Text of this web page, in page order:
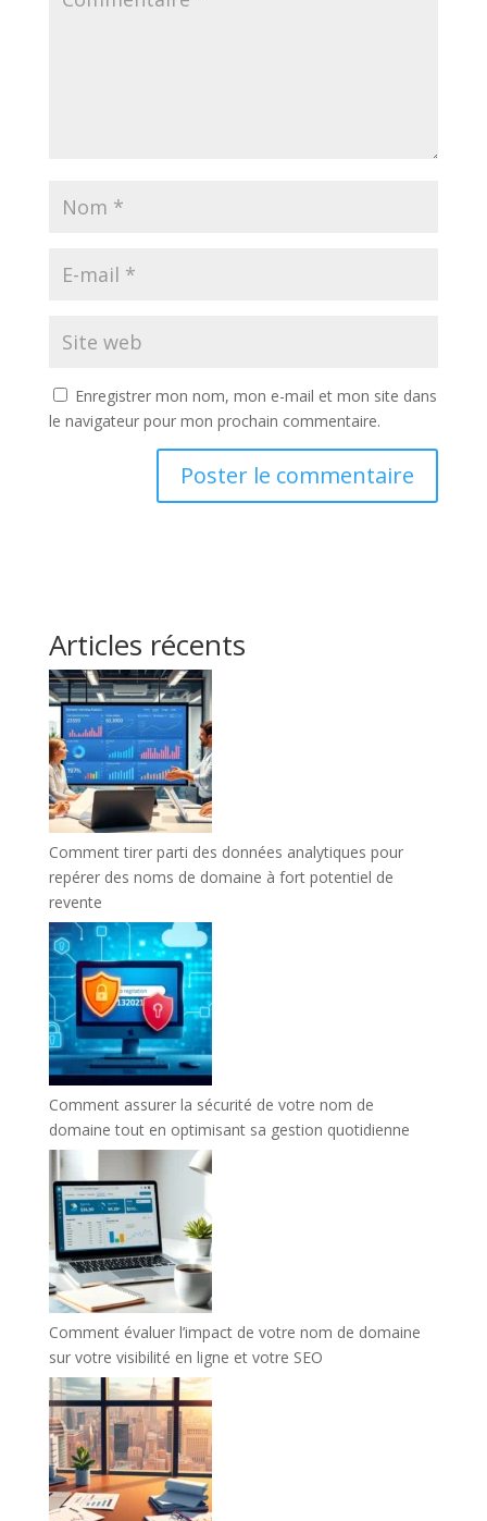
Enregistrer mon nom, mon e-mail et mon site dans
le navigateur pour mon prochain commentaire.
Articles récents
Comment tirer parti des données analytiques pour
repérer des noms de domaine à fort potentiel de
revente
Comment assurer la sécurité de votre nom de
domaine tout en optimisant sa gestion quotidienne
Comment évaluer l’impact de votre nom de domaine
sur votre visibilité en ligne et votre SEO